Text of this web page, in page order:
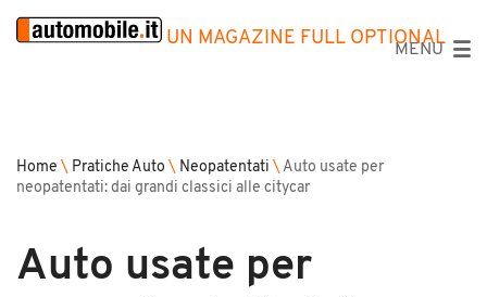
UN MAGAZINE FULL OPTIONAL
MENU
Home \ Pratiche Auto \ Neopatentati \ Auto usate per
neopatentati: dai grandi classici alle citycar
Auto usate per